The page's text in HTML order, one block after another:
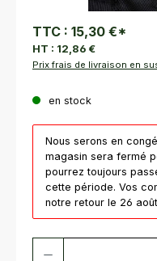
TTC : 15,30 €*
HT : 12,86 €
Prix frais de livraison en
en stock
Nous serons en
magasin sera fermé
pourrez toujours
cette période. Vos
notre retour le 26